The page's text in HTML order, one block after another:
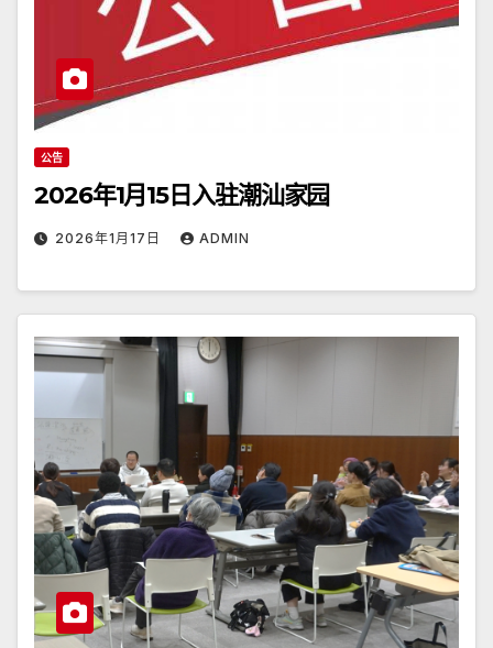
公告
2026年1月15日入驻潮汕家园
2026年1月17日 ADMIN